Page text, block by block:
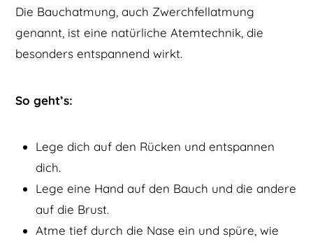
Die Bauchatmung, auch Zwerchfellatmung
genannt, ist eine natürliche Atemtechnik, die
besonders entspannend wirkt.
So geht’s:
Lege dich auf den Rücken und entspannen
dich.
Lege eine Hand auf den Bauch und die andere
auf die Brust.
Atme tief durch die Nase ein und spüre, wie